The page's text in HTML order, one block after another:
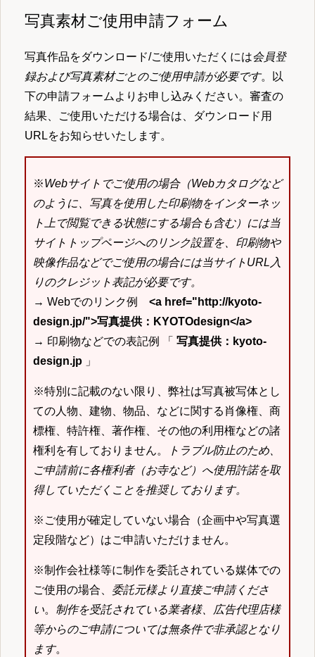
写真素材ご使用申請フォーム
写真作品をダウンロード/ご使用いただくには会員登
録および写真素材ごとのご使用申請が必要です。以
下の申請フォームよりお申し込みください。審査の
結果、ご使用いただける場合は、ダウンロード用
URLをお知らせいたします。
※Webサイトでご使用の場合（Webカタログなど
のように、写真を使用した印刷物をインターネッ
ト上で閲覧できる状態にする場合も含む）には当
サイトトップページへのリンク設置を、印刷物や
映像作品などでご使用の場合には当サイトURL入
りのクレジット表記が必要です。
→ Webでのリンク例 <a href="http://kyoto-
design.jp/">写真提供：KYOTOdesign</a>
→ 印刷物などでの表記例 「 写真提供：kyoto-
design.jp 」
※特別に記載のない限り、弊社は写真被写体とし
ての人物、建物、物品、などに関する肖像権、商
標権、特許権、著作権、その他の利用権などの諸
権利を有しておりません。
トラブル防止のため、
ご申請前に各権利者（お寺など）へ使用許諾を取
得していただくことを推奨しております。
※ご使用が確定していない場合（企画中や写真選
定段階など）はご申請いただけません。
※制作会社様等に制作を委託されている媒体での
ご使用の場合、 委託元様より直接ご申請くださ
い。 制作を受託されている業者様、広告代理店様
等からのご申請については無条件で非承認となり
ます。